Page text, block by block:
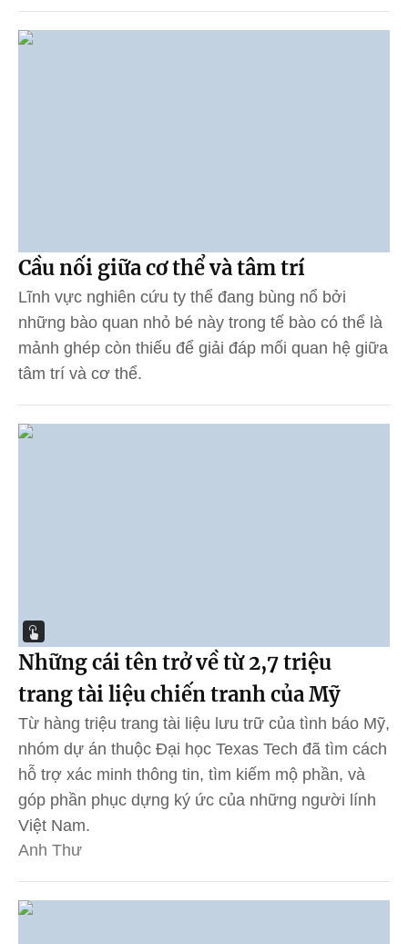
Cầu nối giữa cơ thể và tâm trí
Lĩnh vực nghiên cứu ty thể đang bùng nổ bởi
những bào quan nhỏ bé này trong tế bào có thể là
mảnh ghép còn thiếu để giải đáp mối quan hệ giữa
tâm trí và cơ thể.
Những cái tên trở về từ 2,7 triệu
trang tài liệu chiến tranh của Mỹ
Từ hàng triệu trang tài liệu lưu trữ của tình báo Mỹ,
nhóm dự án thuộc Đại học Texas Tech đã tìm cách
hỗ trợ xác minh thông tin, tìm kiếm mộ phần, và
góp phần phục dựng ký ức của những người lính
Việt Nam.
Anh Thư